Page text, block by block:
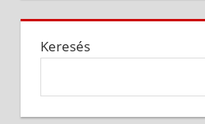
Keresés